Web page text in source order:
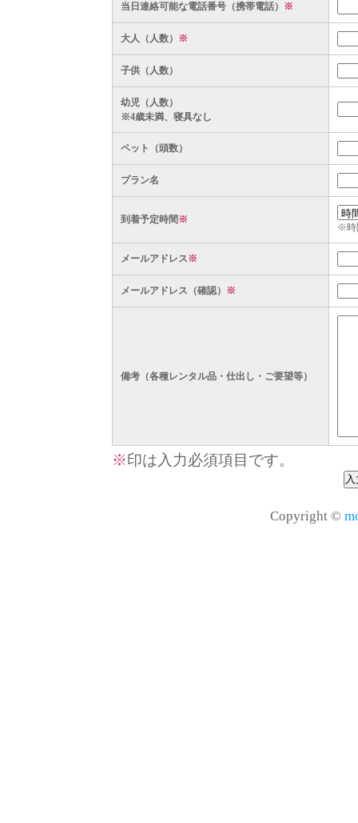
当日連絡可能な電話番号（携帯電話） ※
大人（人数） ※
子供（人数）
幼児（人数）
※4歳未満、寝具なし
ペット（頭数）
プラン名
到着予定時間※
※時
メールアドレス※
メールアドレス（確認） ※
備考（各種レンタル品・仕出し・ご要望等）
※印は入力必須項目です。
Copyright ©